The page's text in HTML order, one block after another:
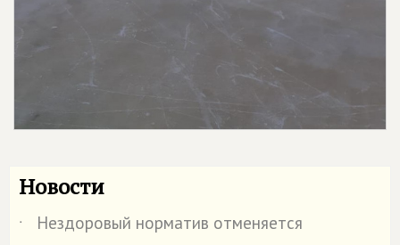
Новости
˙
Нездоровый норматив отменяется